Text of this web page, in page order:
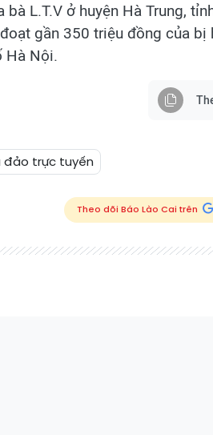
L.T.V ở huyện Hà Trung,
gần 350 triệu đồng của bị
Hà Nội.
đảo trực tuyến
Theo dõi Báo Lào Cai trên